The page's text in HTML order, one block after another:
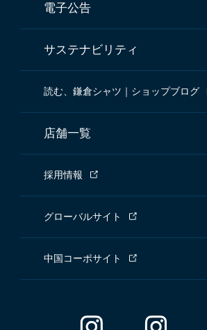
電子公告
サステナビリティ
読む、鎌倉シャツ｜ショップブログ
店舗一覧
採用情報
グローバルサイト
中国コーポサイト